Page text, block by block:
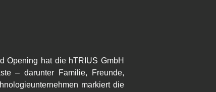
Opening hat die hTRIUS GmbH
– darunter Familie, Freunde,
markiert die